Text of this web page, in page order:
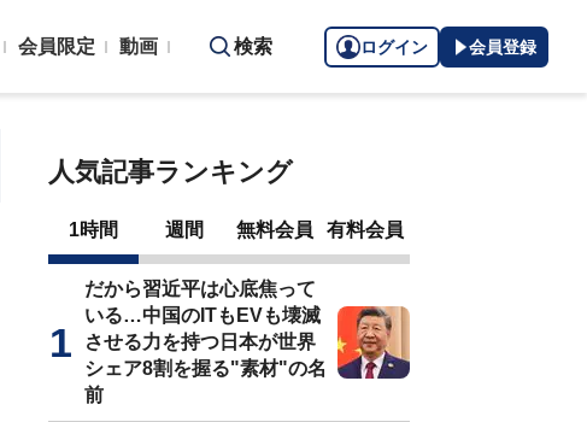
会員限定 動画 検索 ログイン 会員登録
人気記事ランキング
1時間 週間 無料会員 有料会員
だから習近平は心底焦って
いる…中国のITもEVも壊滅
させる力を持つ日本が世界
シェア8割を握る"素材"の名
前